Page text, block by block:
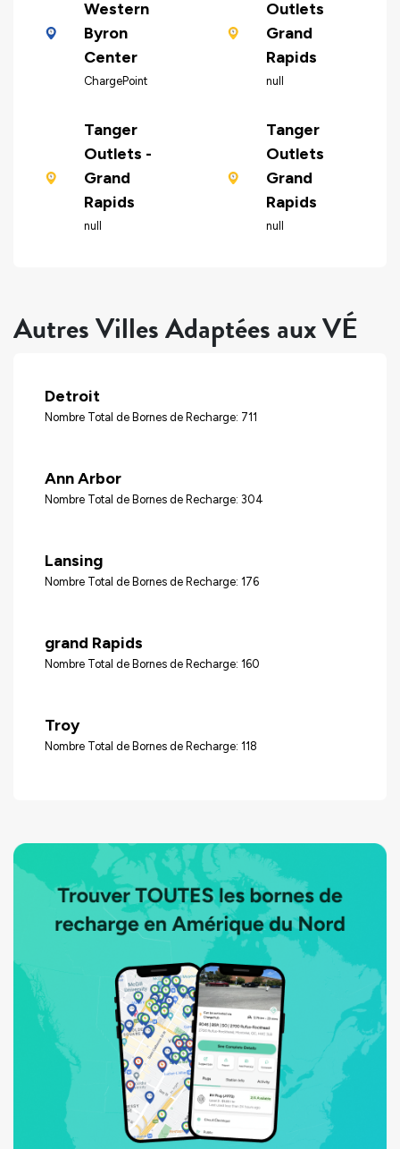
Western
Byron
Center
ChargePoint
Outlets
Grand
Rapids
null
Tanger
Outlets -
Grand
Rapids
null
Tanger
Outlets
Grand
Rapids
null
Autres Villes Adaptées aux VÉ
Detroit
Nombre Total de Bornes de Recharge: 711
Ann Arbor
Nombre Total de Bornes de Recharge: 304
Lansing
Nombre Total de Bornes de Recharge: 176
grand Rapids
Nombre Total de Bornes de Recharge: 160
Troy
Nombre Total de Bornes de Recharge: 118